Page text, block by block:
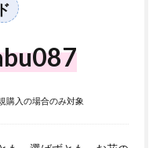
購入の場合のみ対象